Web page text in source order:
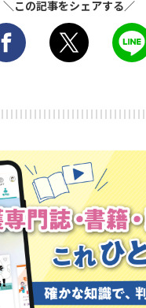
＼この記事をシェアする／